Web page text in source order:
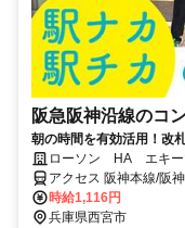
阪急阪神沿線のコ
朝の時間を有効活用！改
迎・副業にも◎
ローソン HA エキー
アクセス 阪神本線/阪
阪急今津線 今津（阪
久寿川北口徒歩約8分
時給1,116円
兵庫県西宮市